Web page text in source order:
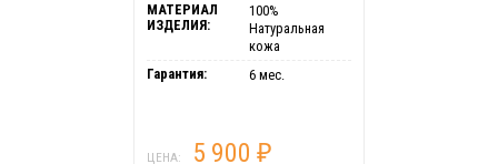
МАТЕРИАЛ
ИЗДЕЛИЯ:
100%
Натуральная
кожа
Гарантия:
6 мес.
ЦЕНА: 5 900₽